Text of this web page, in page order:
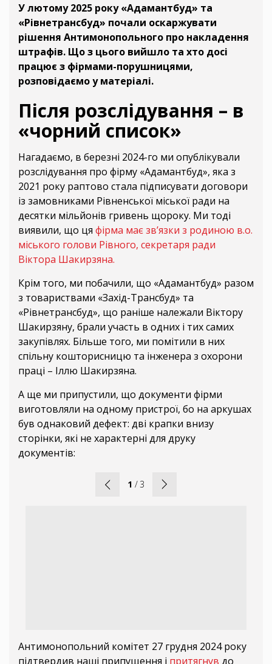
У лютому 2025 року «Адамантбуд» та
«Рівнетрансбуд» почали оскаржувати
рішення Антимонопольного про накладення
штрафів. Що з цього вийшло та хто досі
працює з фірмами-порушницями,
розповідаємо у матеріалі.
Після розслідування – в
«чорний список»
Нагадаємо, в березні 2024-го ми опублікували
розслідування про фірму «Адамантбуд», яка з
2021 року раптово стала підписувати договори
із замовниками Рівненської міської ради на
десятки мільйонів гривень щороку. Ми тоді
виявили, що ця фірма має зв’язки з родиною в.о.
міського голови Рівного, секретаря ради
Віктора Шакирзяна.
Крім того, ми побачили, що «Адамантбуд» разом
з товариствами «Захід-Трансбуд» та
«Рівнетрансбуд», що раніше належали Віктору
Шакирзяну, брали участь в одних і тих самих
закупівлях. Більше того, ми помітили в них
спільну кошторисницю та інженера з охорони
праці – Іллю Шакирзяна.
А ще ми припустили, що документи фірми
виготовляли на одному пристрої, бо на аркушах
був однаковий дефект: дві крапки внизу
сторінки, які не характерні для друку
документів:
1 / 3
Антимонопольний комітет 27 грудня 2024 року
підтвердив наші припущення і притягнув до